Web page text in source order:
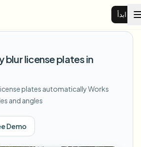
ابدأ
license plates in
plates automaticallyWorks
and angles
Demo